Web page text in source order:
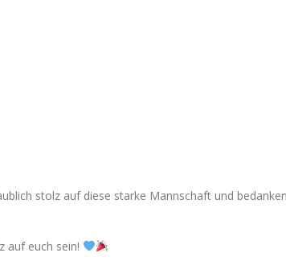
stolz auf diese starke Mannschaft und
auf euch sein!